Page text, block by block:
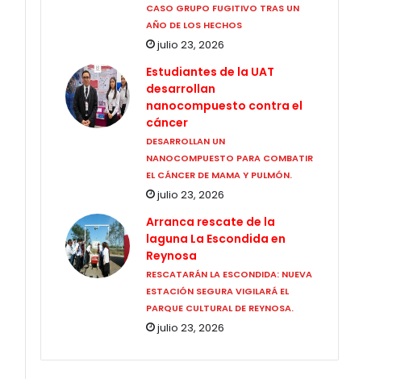
CASO GRUPO FUGITIVO TRAS UN
AÑO DE LOS HECHOS
julio 23, 2026
Estudiantes de la UAT
desarrollan
nanocompuesto contra el
cáncer
DESARROLLAN UN
NANOCOMPUESTO PARA COMBATIR
EL CÁNCER DE MAMA Y PULMÓN.
julio 23, 2026
Arranca rescate de la
laguna La Escondida en
Reynosa
RESCATARÁN LA ESCONDIDA: NUEVA
ESTACIÓN SEGURA VIGILARÁ EL
PARQUE CULTURAL DE REYNOSA.
julio 23, 2026